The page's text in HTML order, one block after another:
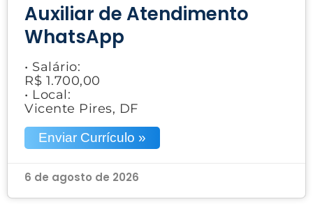
Auxiliar de Atendimento
WhatsApp
• Salário:
R$ 1.700,00
• Local:
Vicente Pires, DF
Enviar Currículo »
6 de agosto de 2026